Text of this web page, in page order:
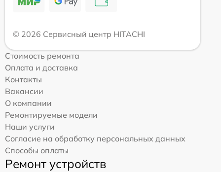
© 2026 Сервисный центр HITACHI
Стоимость ремонта
Оплата и доставка
Контакты
Вакансии
О компании
Ремонтируемые модели
Наши услуги
Согласие на обработку персональных данных
Способы оплаты
Ремонт устройств